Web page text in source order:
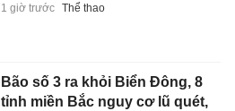
1 giờ trước Thể thao
Bão số 3 ra khỏi Biển Đông, 8
tỉnh miền Bắc nguy cơ lũ quét,